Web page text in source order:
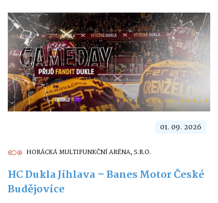
01. 09. 2026
HORÁCKÁ MULTIFUNKČNÍ ARÉNA, S.R.O.
HC Dukla Jihlava – Banes Motor České
Budějovice